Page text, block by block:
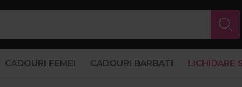
CADOURI FEMEI CADOURI BARBATI LICHIDARE